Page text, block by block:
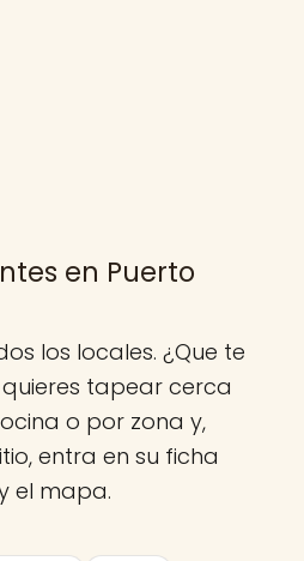
en Puerto
los locales. ¿Que te
tapear cerca
o por zona y,
entra en su ficha
el mapa.